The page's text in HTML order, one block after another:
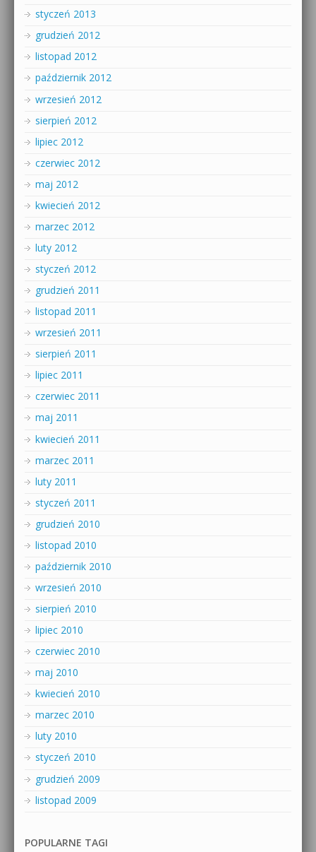
styczeń 2013
grudzień 2012
listopad 2012
październik 2012
wrzesień 2012
sierpień 2012
lipiec 2012
czerwiec 2012
maj 2012
kwiecień 2012
marzec 2012
luty 2012
styczeń 2012
grudzień 2011
listopad 2011
wrzesień 2011
sierpień 2011
lipiec 2011
czerwiec 2011
maj 2011
kwiecień 2011
marzec 2011
luty 2011
styczeń 2011
grudzień 2010
listopad 2010
październik 2010
wrzesień 2010
sierpień 2010
lipiec 2010
czerwiec 2010
maj 2010
kwiecień 2010
marzec 2010
luty 2010
styczeń 2010
grudzień 2009
listopad 2009
POPULARNE TAGI